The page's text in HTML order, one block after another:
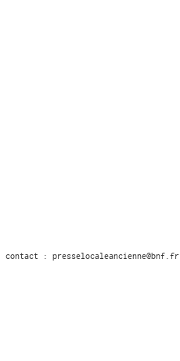
contact : presselocaleancienne@bnf.fr